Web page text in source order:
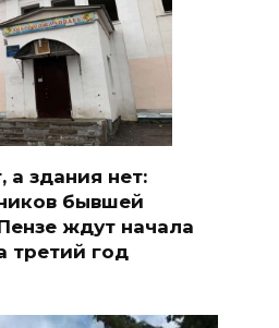
а здания нет:
бывшей
ждут начала
третий год